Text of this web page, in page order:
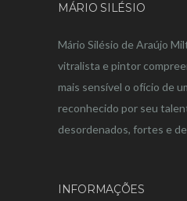
MÁRIO SILÉSIO
Mário Silésio de Araújo
vitralista e pintor
mais sensível o ofício de
reconhecido por seu
desordenados, fortes e
INFORMAÇÕES